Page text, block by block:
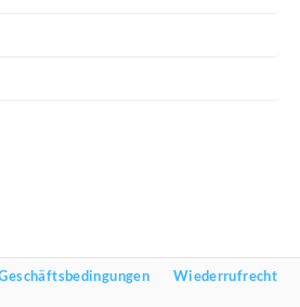
Wiederrufrecht